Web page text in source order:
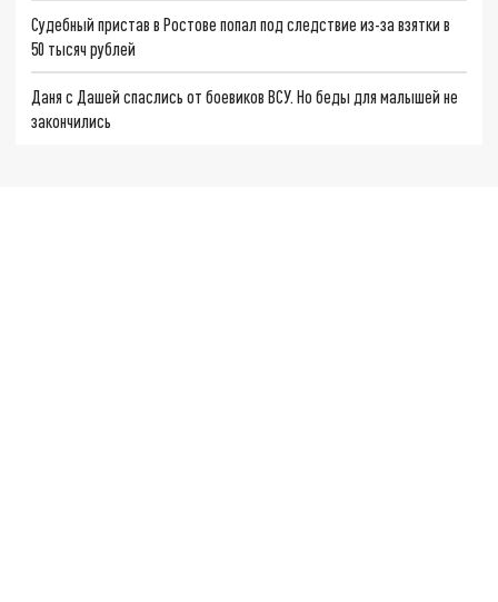
Судебный пристав в Ростове попал под следствие из-за взятки в
50 тысяч рублей
Даня с Дашей спаслись от боевиков ВСУ. Но беды для малышей не
закончились